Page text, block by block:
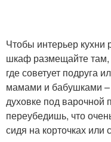
Чтобы интерьер кухни
шкаф размещайте там,
где советует подруга
мамами и бабушками –
духовке под варочной
переубедишь, что
сидя на корточках или